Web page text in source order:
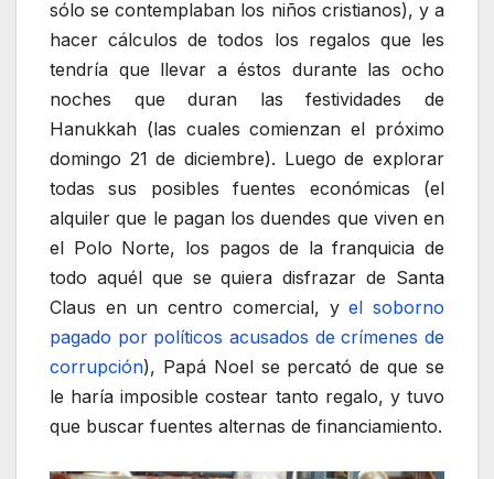
sólo se contemplaban los niños cristianos), y a
hacer cálculos de todos los regalos que les
tendría que llevar a éstos durante las ocho
noches que duran las festividades de
Hanukkah (las cuales comienzan el próximo
domingo 21 de diciembre). Luego de explorar
todas sus posibles fuentes económicas (el
alquiler que le pagan los duendes que viven en
el Polo Norte, los pagos de la franquicia de
todo aquél que se quiera disfrazar de Santa
Claus en un centro comercial, yel soborno
pagado por políticos acusados de crímenes de
corrupción), Papá Noel se percató de que se
le haría imposible costear tanto regalo, y tuvo
que buscar fuentes alternas de financiamiento.